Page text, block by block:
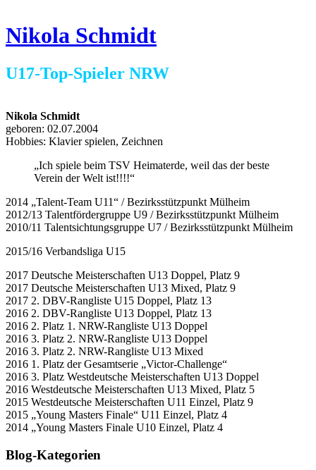
Nikola Schmidt
U17-Top-Spieler NRW
Nikola Schmidt
geboren: 02.07.2004
Hobbies: Klavier spielen, Zeichnen
„Ich spiele beim TSV Heimaterde, weil das der beste
Verein der Welt ist!!!!“
2014 „Talent-Team U11“ / Bezirksstützpunkt Mülheim
2012/13 Talentfördergruppe U9 / Bezirksstützpunkt Mülheim
2010/11 Talentsichtungsgruppe U7 / Bezirksstützpunkt Mülheim
2015/16 Verbandsliga U15
2017 Deutsche Meisterschaften U13 Doppel, Platz 9
2017 Deutsche Meisterschaften U13 Mixed, Platz 9
2017 2. DBV-Rangliste U15 Doppel, Platz 13
2016 2. DBV-Rangliste U13 Doppel, Platz 13
2016 2. Platz 1. NRW-Rangliste U13 Doppel
2016 3. Platz 2. NRW-Rangliste U13 Doppel
2016 3. Platz 2. NRW-Rangliste U13 Mixed
2016 1. Platz der Gesamtserie „Victor-Challenge“
2016 3. Platz Westdeutsche Meisterschaften U13 Doppel
2016 Westdeutsche Meisterschaften U13 Mixed, Platz 5
2015 Westdeutsche Meisterschaften U11 Einzel, Platz 9
2015 „Young Masters Finale“ U11 Einzel, Platz 4
2014 „Young Masters Finale U10 Einzel, Platz 4
Blog-Kategorien